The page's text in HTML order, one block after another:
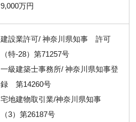
9,000万円
建設業許可/ 神奈川県知事 許可
（特-28）第71257号
一級建築士事務所/ 神奈川県知事登
録 第14260号
宅地建物取引業/神奈川県知事
（3）第26187号